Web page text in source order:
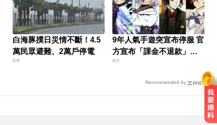
白海豚撲日災情不斷！4.5
萬民眾避難、2萬戶停電
8/8
9年人氣手遊突宣布停服 官
方宣布「課金不退款」玩
家炸鍋
8/2
Recommended by